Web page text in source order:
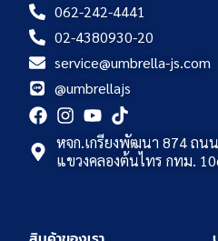
062-242-4441
02-4380930-20
service@umbrella-js.com
@umbrellajs
หจก.เกรียงพัฒนา 874 ถน
แขวงคลองต้นไทร กทม.